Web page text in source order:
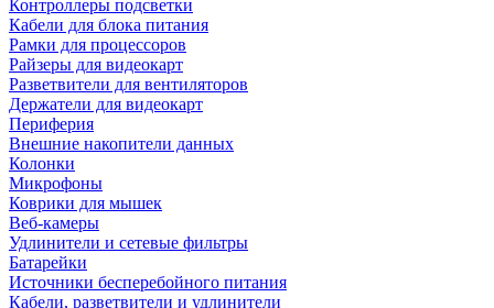
Контроллеры подсветки
Кабели для блока питания
Рамки для процессоров
Райзеры для видеокарт
Разветвители для вентиляторов
Держатели для видеокарт
Периферия
Внешние накопители данных
Колонки
Микрофоны
Коврики для мышек
Веб-камеры
Удлинители и сетевые фильтры
Батарейки
Источники бесперебойного питания
Кабели, разветвители и удлинители